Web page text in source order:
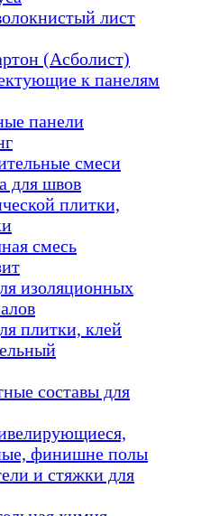
лист
(Асболист)
к панелям
панели
смеси
для швов
плитки,
смесь
изоляционных
плитки, клей
составы для
финишне полы
и стяжки для